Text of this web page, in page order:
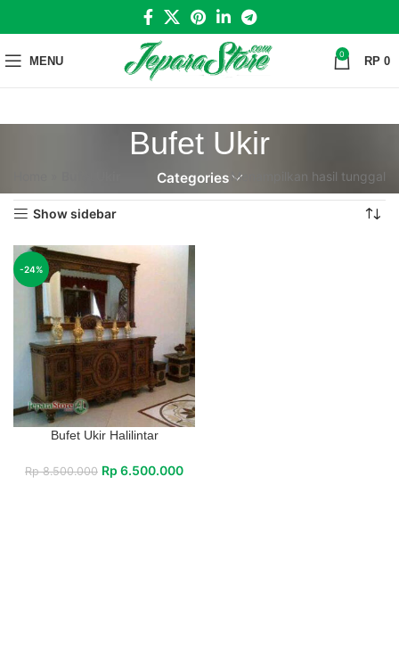
MENU 0 RP 0
Bufet Ukir
Categories Menampilkan hasil tunggal
Show sidebar
-24%
Bufet Ukir Halilintar
Rp8.500.000 Rp 6.500.000